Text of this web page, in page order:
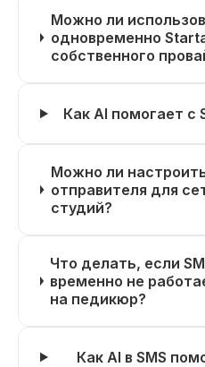
Можно ли
одновременно
собственного
Как AI помогает с
Можно ли
отправителя для
студий?
Что делать, если
временно не
на педикюр?
Как AI в SMS